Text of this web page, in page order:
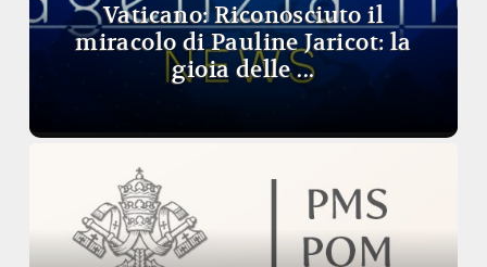
Vaticano: Riconosciuto il
miracolo di Pauline Jaricot: la
gioia delle ...